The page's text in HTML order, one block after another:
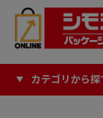
カテゴリから探